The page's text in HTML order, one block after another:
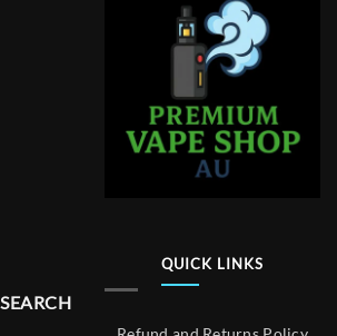
SEARCH
QUICK LINKS